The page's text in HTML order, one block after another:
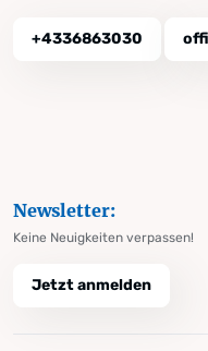
+4336863030
Newsletter:
Keine Neuigkeiten verpassen!
Jetzt anmelden